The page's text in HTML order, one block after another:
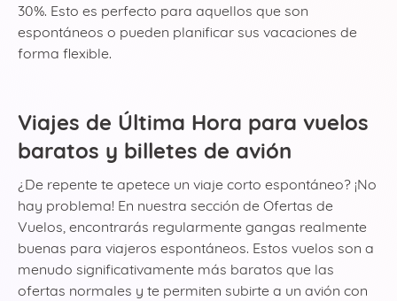
30%. Esto es perfecto para aquellos que son
espontáneos o pueden planificar sus vacaciones de
forma flexible.
Viajes de Última Hora para vuelos
baratos y billetes de avión
¿De repente te apetece un viaje corto espontáneo? ¡No
hay problema! En nuestra sección de Ofertas de
Vuelos, encontrarás regularmente gangas realmente
buenas para viajeros espontáneos. Estos vuelos son a
menudo significativamente más baratos que las
ofertas normales y te permiten subirte a un avión con